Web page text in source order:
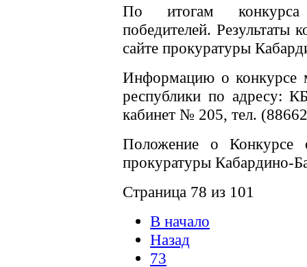
По итогам конкурса
победителей. Результаты
сайте прокуратуры
Информацию о конкурсе
республики по адресу:
кабинет № 205, тел.
Положение о Конкурсе
прокуратуры Кабардино-
Страница 78 из 101
В начало
Назад
73